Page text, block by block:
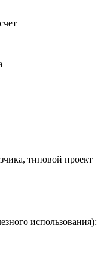
типовой проект
использования):